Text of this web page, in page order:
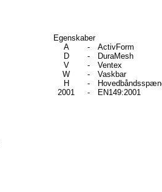
Egenskaber
A
-
ActivForm
D
-
DuraMesh
V
-
Ventex
W
-
Vaskbar
H
-
2001
- EN149:2001